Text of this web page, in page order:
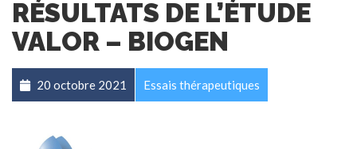
RÉSULTATS DE L’ÉTUDE
VALOR – BIOGEN
20 octobre 2021 Essais thérapeutiques